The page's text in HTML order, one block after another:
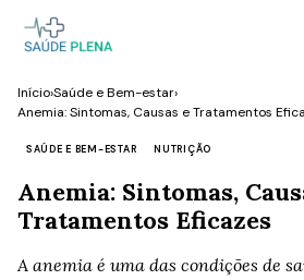
Início›Saúde e Bem-estar›
Anemia: Sintomas, Causas e Tratamentos
SAÚDE E BEM-ESTAR NUTRIÇÃO
Anemia: Sintomas,
Tratamentos Eficazes
A anemia é uma das condições de